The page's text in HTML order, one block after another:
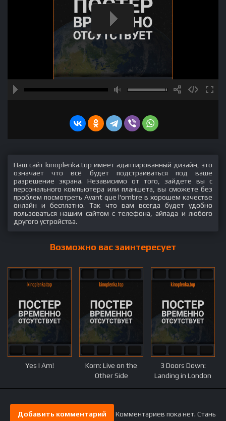
Наш сайт kinoplenka.top имеет адаптированный дизайн, это
означает что всё будет подстраиваться под ваше
разрешение экрана. Независимо от того, зайдете вы с
персонального компьютера или планшета, вы сможете без
проблем посмотреть Avant que l'ombre в хорошем качестве
онлайн и бесплатно. Так что вам всегда будет удобно
пользоваться нашим сайтом с телефона, айпада и любого
другого устройства.
Возможно вас заинтересует
Yes I Am!
Korn: Live on the
Other Side
3 Doors Down:
Landing in London
Добавить комментарий Комментариев пока нет. Стань